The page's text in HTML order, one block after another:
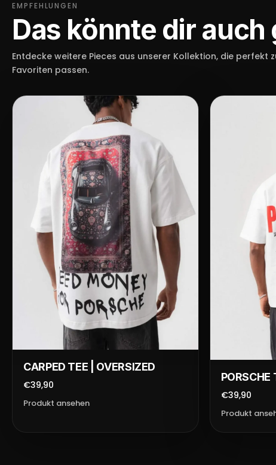
EMPFEHLUNGEN
Das könnte dir
Entdecke weitere Pieces aus unserer Kollektion, die perfekt
Favoriten passen.
CARPED TEE | OVERSIZED
€39,90
Produkt ansehen
PORSCHE
€39,90
Produkt